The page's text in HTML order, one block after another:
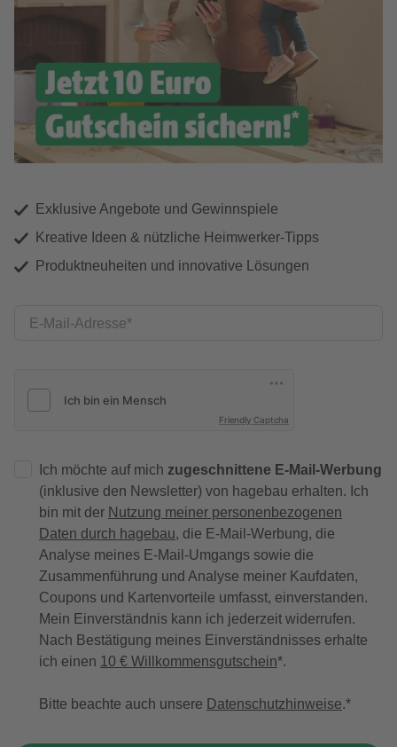
Exklusive Angebote und Gewinnspiele
Kreative Ideen & nützliche Heimwerker-Tipps
Produktneuheiten und innovative Lösungen
E-Mail-Adresse
Friendly Captcha
Ich möchte auf mich zugeschnittene E-Mail-Werbung
(inklusive den Newsletter) von hagebau erhalten. Ich
bin mit der Nutzung meiner personenbezogenen
Daten durch hagebau, die E-Mail-Werbung, die
Analyse meines E-Mail-Umgangs sowie die
Zusammenführung und Analyse meiner Kaufdaten,
Coupons und Kartenvorteile umfasst, einverstanden.
Mein Einverständnis kann ich jederzeit widerrufen.
Nach Bestätigung meines Einverständnisses erhalte
ich einen 10 € Willkommensgutschein*.
Bitte beachte auch unsere Datenschutzhinweise.